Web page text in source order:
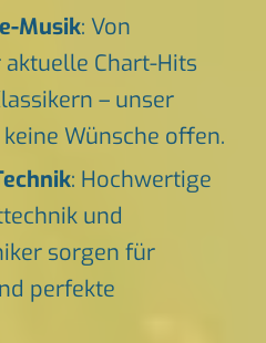
Musik: Von
aktuelle Chart-Hits
– unser
Wünsche offen.
: Hochwertige
und
sorgen für
perfekte